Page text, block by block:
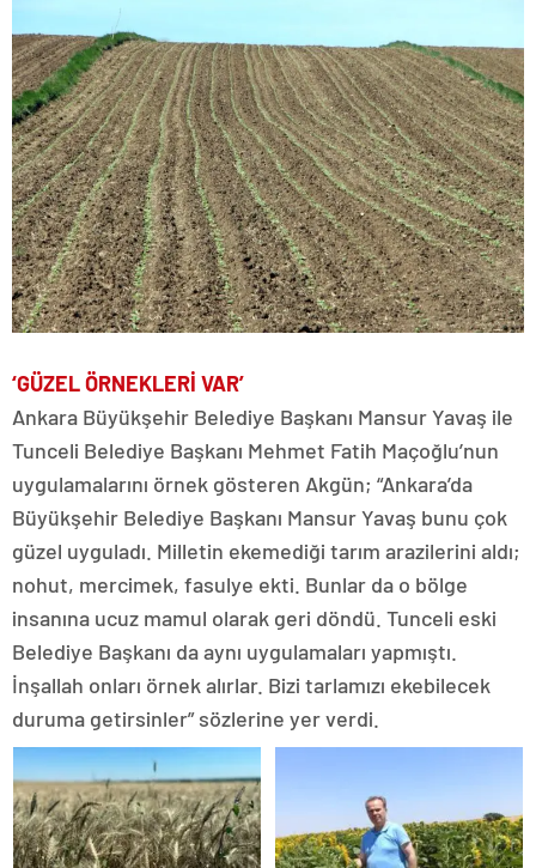
‘GÜZEL ÖRNEKLERİ VAR’
Ankara Büyükşehir Belediye Başkanı Mansur Yavaş ile
Tunceli Belediye Başkanı Mehmet Fatih Maçoğlu’nun
uygulamalarını örnek gösteren Akgün; “Ankara’da
Büyükşehir Belediye Başkanı Mansur Yavaş bunu çok
güzel uyguladı. Milletin ekemediği tarım arazilerini aldı;
nohut, mercimek, fasulye ekti. Bunlar da o bölge
insanına ucuz mamul olarak geri döndü. Tunceli eski
Belediye Başkanı da aynı uygulamaları yapmıştı.
İnşallah onları örnek alırlar. Bizi tarlamızı ekebilecek
duruma getirsinler” sözlerine yer verdi.